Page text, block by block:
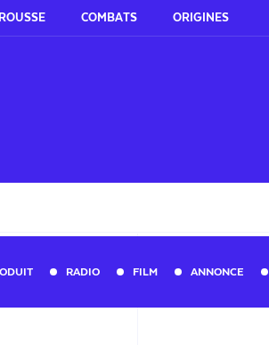
COMBATS ORIGINES
RADIO FILM ANNONCE